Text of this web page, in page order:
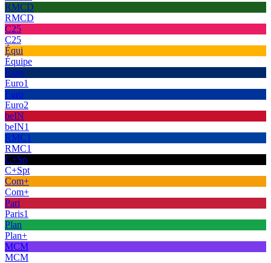
RMCD
RMCD
C25
C25
Équi
Équipe
Euro
Euro1
Euro
Euro2
beIN
beIN1
RMC1
RMC1
C+Sp
C+Spt
Com+
Com+
Pari
Paris1
Plan
Plan+
MCM
MCM